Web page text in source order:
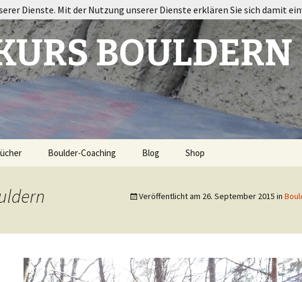
BOULDERN
Boulder-Coaching Blog Shop
Veröffentlicht am 26. September 2015 in
Dienste. Mit der Nutzung unserer Dienste erklären Sie sich damit